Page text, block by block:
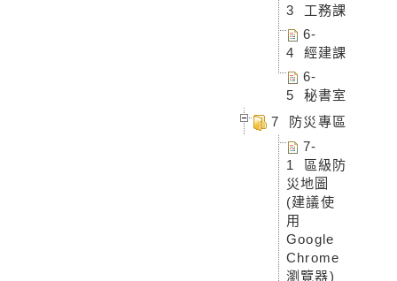
3 工務課
6-
4 經建課
6-
5 秘書室
7 防災專區
7-
1 區級防
災地圖
(建議使
用
Google
Chrome
瀏覽器)